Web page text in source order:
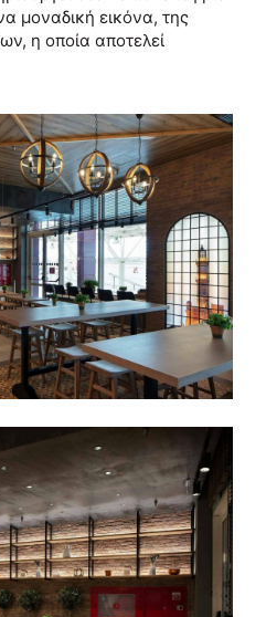
μοναδική εικόνα, της
η οποία αποτελεί